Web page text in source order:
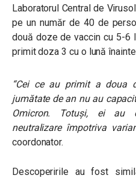
Laboratorul Central de
pe un număr de 40 de
două doze de vaccin cu 5-6
primit doza 3 cu o lună
“Cei ce au primit a doua
jumătate de an nu au
Omicron. Totuși, ei au
neutralizare împotriva
coordonator.
Descoperirile au fost